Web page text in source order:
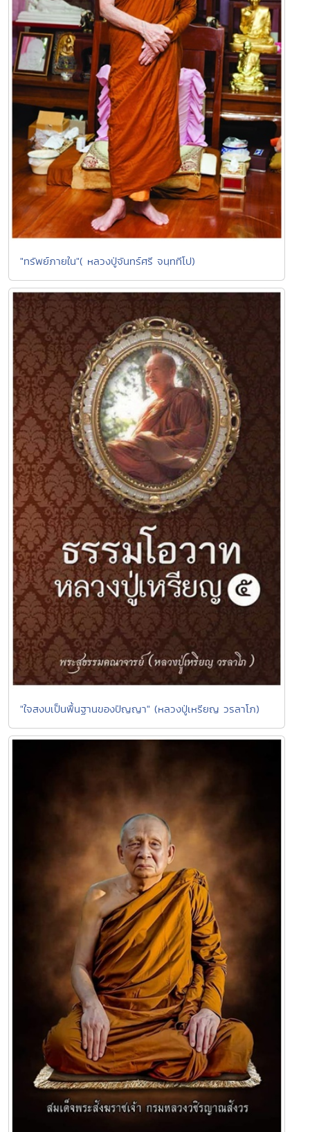
"ทรัพย์ภายใน"( หลวงปู่จันทร์ศรี จนฺททีโป)
"ใจสงบเป็นพื้นฐานของปัญญา" (หลวงปู่เหรียญ วรลาโภ)